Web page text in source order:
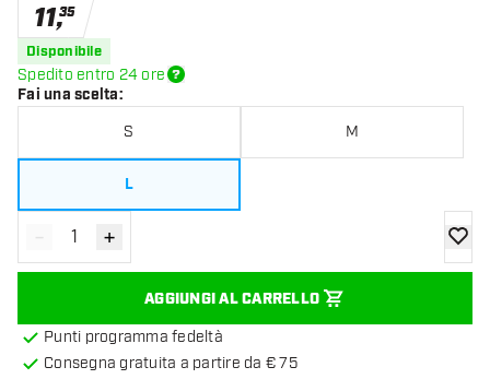
11,35
Disponibile
Spedito entro 24 ore
Fai una scelta:
S M
L
Diminuisci quantità
- Aumenta quantità
+
AGGIUNGI AL CARRELLO
Punti programma fedeltà
Consegna gratuita a partire da € 75